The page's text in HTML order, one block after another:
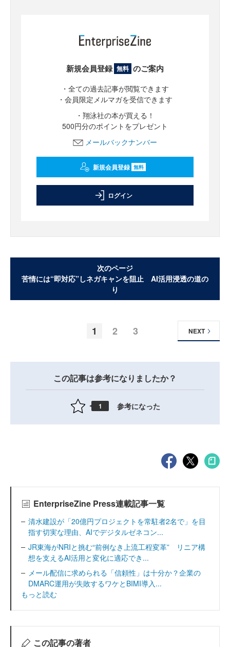
新規会員登録 無料 のご案内
・全ての過去記事が閲覧できます
・会員限定メルマガを受信できます
・翔泳社の本が買える！
500円分のポイントをプレゼント
メールバックナンバー
新規会員登録 無料
ログイン
次のページ
苦情には“即対応”しネガキャンを阻止 AI活用浸透の道の
り
1 2 3 NEXT
この記事は参考になりましたか？
1 参考になった
EnterpriseZine Press連載記事一覧
清水建設が「20億円プロジェクトを常駐者2名で」を目
指す切実な理由、AIでデジタルゼネコン...
JR東海がNRIと挑む“前例なき上流工程変革” リニア構
想を支えるAI活用と変化に適応でき...
メール配信に求められる「信頼性」は十分か？企業の
DMARC運用が失敗するワケとBIMI導入...
もっと読む
この記事の著者